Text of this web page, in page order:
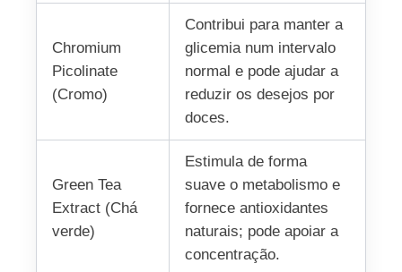
Chromium
Picolinate
(Cromo)
Contribui para manter a
glicemia num intervalo
normal e pode ajudar a
reduzir os desejos por
doces.
Green Tea
Extract (Chá
verde)
Estimula de forma
suave o metabolismo e
fornece antioxidantes
naturais; pode apoiar a
concentração.